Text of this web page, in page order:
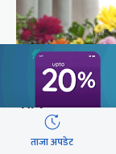
‘संसद्‍मा
नगर्नू’
ताजा अपडेट